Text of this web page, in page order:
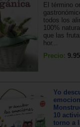
El término
todos los
100%
que las
hor...
Precio:
Yo
10
torno a